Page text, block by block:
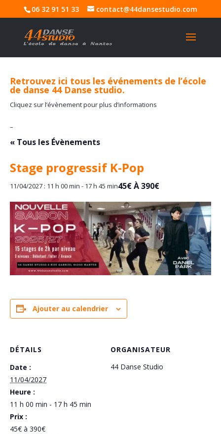
06 32 91 51 33 contact@44dansestudio.com
Retrouvez ici tous les événements de l’école
de danse 44 Danse studio.
Cliquez sur l’évènement pour plus d’informations
–
« Tous les Évènements
Stage progressif K-Pop
11/04/2027 : 11 h 00 min - 17 h 45 min45€ À 390€
Ajouter au calendrier
DÉTAILS
Date :
11/04/2027
Heure :
11 h 00 min - 17 h 45 min
Prix :
45€ à 390€
ORGANISATEUR
44 Danse Studio